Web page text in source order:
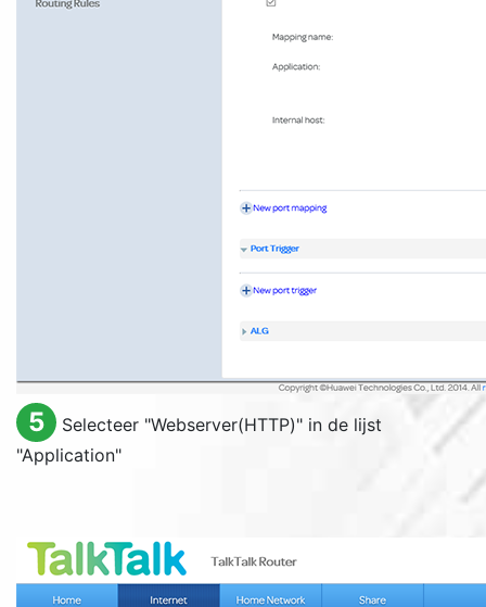
5 Selecteer "Webserver(HTTP)" in de lijst
"Application"